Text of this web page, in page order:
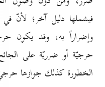
فيشملها دليل آخر؛ لأنّ
وإضراراً به، وقد يكون
حرجيّة أو ضرريّة على
الخطورة كذلك جوازها